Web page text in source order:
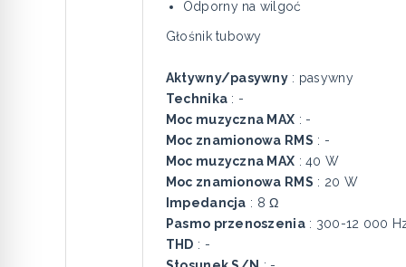
Odporny na wilgoć
Głośnik tubowy
Aktywny/pasywny : pasywny
Technika : -
Moc muzyczna MAX : -
Moc znamionowa RMS : -
Moc muzyczna MAX : 40 W
Moc znamionowa RMS : 20 W
Impedancja : 8 Ω
Pasmo przenoszenia: 300-12 000
THD : -